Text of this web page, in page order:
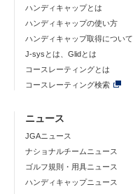
ハンディキャップとは
ハンディキャップの使い方
ハンディキャップ取得について
J-sysとは、Glidとは
コースレーティングとは
コースレーティング検索
ニュース
JGAニュース
ナショナルチームニュース
ゴルフ規則・用具ニュース
ハンディキャップニュース